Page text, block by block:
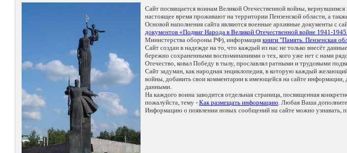
Сайт посвящается воинам Великой Отечественной войны,
настоящее время проживают на территории Пензенской области, а
Основой наполнения сайта являются военные архивные документы с
документов «Подвиг Народа в Великой Отечественной войне 1941-1945
Министерства обороны РФ), информация книги "Память. Пензенская
Сайт создан в надежде на то, что каждый из нас не только внесёт
бережно сохраненными воспоминаниями о тех, кого уже нет с нами
Отечество, ковал Победу в тылу, прославлял ратными и трудовыми
Сайт задуман, как народная энциклопедия, в которую каждый
войны, добавить свои комментарии к имеющейся на сайте
данными.
На каждого воина заводится отдельная страница, посвященная
пожалуйста, тему - Как размещать информацию. Любая Ваша
Информацию о появлении новых сообщений на сайте можно узнавать,